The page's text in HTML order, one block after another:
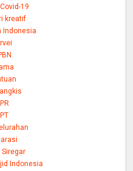
19
kreatif
Indonesia
Siregar
Indonesia